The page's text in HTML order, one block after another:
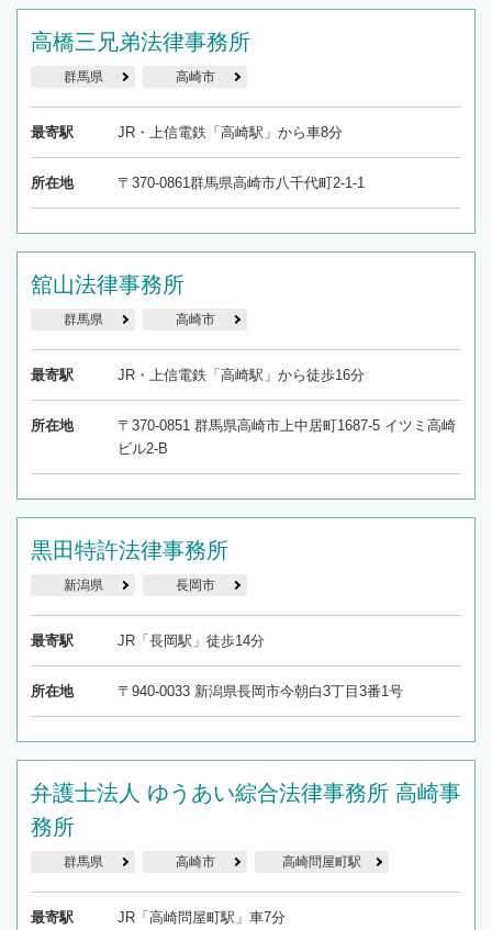
高橋三兄弟法律事務所
群馬県 高崎市
最寄駅 JR・上信電鉄「高崎駅」から車8分
所在地 〒370-0861群馬県高崎市八千代町2-1-1
舘山法律事務所
群馬県 高崎市
最寄駅 JR・上信電鉄「高崎駅」から徒歩16分
所在地
〒370-0851 群馬県高崎市上中居町1687-5 イツミ高崎
ビル2-B
黒田特許法律事務所
新潟県 長岡市
最寄駅 JR「長岡駅」徒歩14分
所在地 〒940-0033 新潟県長岡市今朝白3丁目3番1号
弁護士法人 ゆうあい綜合法律事務所 高崎事
務所
群馬県 高崎市 高崎問屋町駅
最寄駅 JR「高崎問屋町駅」車7分